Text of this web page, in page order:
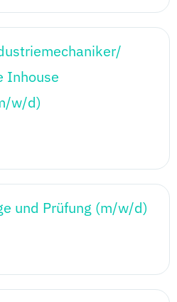
Inhouse
w/d)
und Prüfung (m/w/d)